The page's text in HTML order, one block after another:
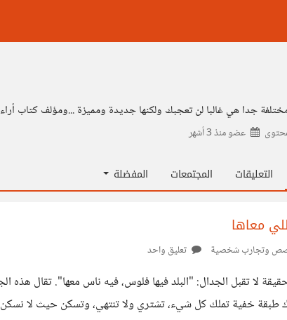
جدا هي غالبا لن تعجبك ولكنها جديدة ومميزة ...ومؤلف كتاب أراء
عضو منذ3 أشهر
التعليقات المجتمعات المفضلة
معاها
وتجارب شخصية تعليق واحد
نسمعها كل يوم،